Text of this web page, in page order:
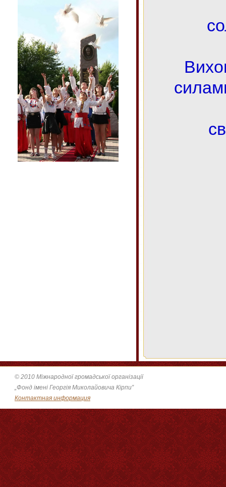
© 2010 Міжнародної громадської організації
„Фонд імені Георгія Миколайовича Кірпи”
Контактная информация